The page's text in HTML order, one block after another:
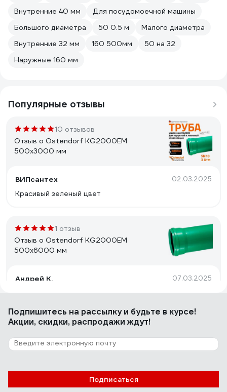
Внутренние 40 мм
Для посудомоечной машины
Большого диаметра
50 0.5 м
Малого диаметра
Внутренние 32 мм
160 500мм
50 на 32
Наружные 160 мм
Популярные отзывы
10 отзывов
Отзыв о Ostendorf KG2000EM
500x3000 мм
ВИПсантех 02.03.2025
Красивый зеленый цвет
1 отзыв
Отзыв о Ostendorf KG2000EM
500x6000 мм
Андрей К. 07.03.2025
Адекватная цена.
25 отзывов
Отзыв о Ostendorf 110х2000 мм
Подпишитесь на рассылкуи будьте в курсе!
Акции, скидки, распродажи ждут!
Подписаться